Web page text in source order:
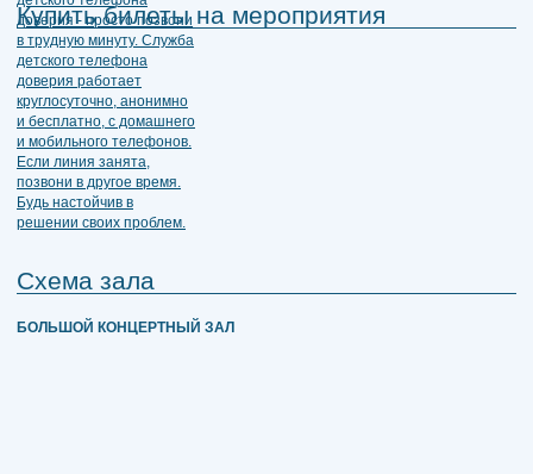
Купить билеты на мероприятия
Схема зала
БОЛЬШОЙ КОНЦЕРТНЫЙ ЗАЛ